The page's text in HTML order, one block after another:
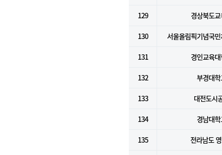
129 경상북도
130 서울올림픽기념국
131 경인교육
132 부경대
133 대전도시
134 경남대
135 전라남도